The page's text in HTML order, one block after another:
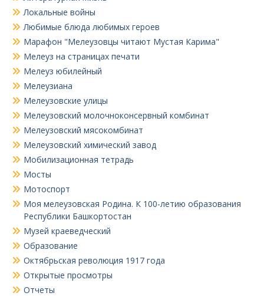
Локальные войны
Любимые блюда любимых героев
Марафон "Мелеузовцы читают Мустая Карима"
Мелеуз на страницах печати
Мелеуз юбилейный
Мелеузиана
Мелеузовские улицы
Мелеузовский молочноконсервный комбинат
Мелеузовский мясокомбинат
Мелеузовский химический завод
Мобилизационная тетрадь
Мосты
Мотоспорт
Моя мелеузовская Родина. К 100-летию образования
Республики Башкортостан
Музей краеведческий
Образование
Октябрьская революция 1917 года
Открытые просмотры
Отчеты